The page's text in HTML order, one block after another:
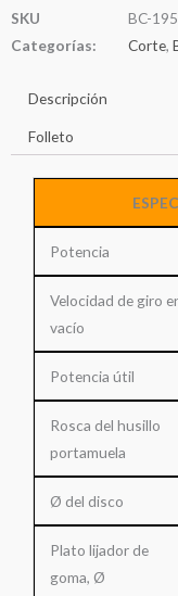
SKU
BC-
Categorías:
Corte,
Descripción
Folleto
Potencia
Velocidad de giro
vacío
Potencia útil
Rosca del husillo
portamuela
Ø del disco
Plato lijador de
goma, Ø